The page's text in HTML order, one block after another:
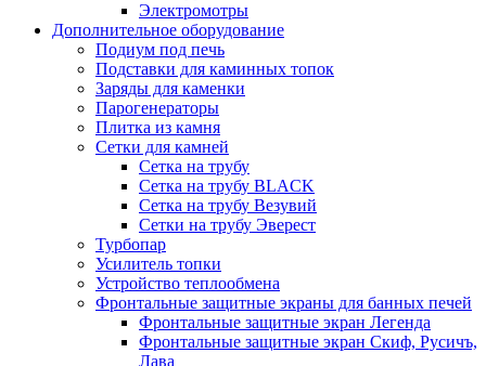
Электромотры
Дополнительное оборудование
Подиум под печь
Подставки для каминных топок
Заряды для каменки
Парогенераторы
Плитка из камня
Сетки для камней
Сетка на трубу
Сетка на трубу BLACK
Сетка на трубу Везувий
Сетки на трубу Эверест
Турбопар
Усилитель топки
Устройство теплообмена
Фронтальные защитные экраны для банных печей
Фронтальные защитные экран Легенда
Фронтальные защитные экран Скиф, Русичъ,
Лава